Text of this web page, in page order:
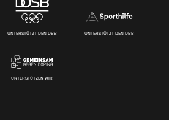
UNTERSTÜTZT DEN DBB UNTERSTÜTZT DEN DBB
UNTERSTÜTZEN WIR